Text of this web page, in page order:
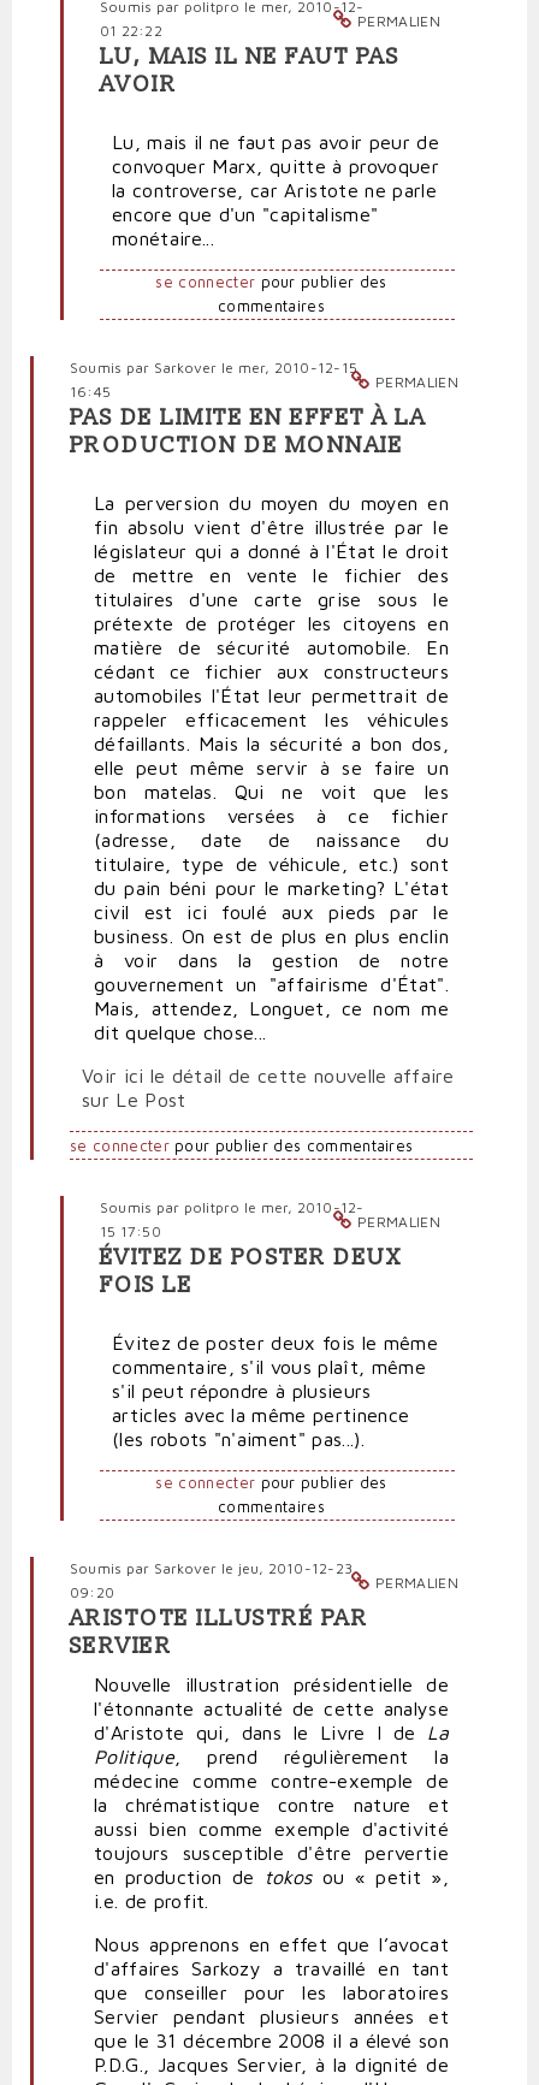
PERMALIEN
Soumis par politpro le mer, 2010-12-
01 22:22
En
réponse
Lire
en
écho
par
LU, MAIS IL NE FAUT PAS
AVOIR
Lu, mais il ne faut pas avoir peur de
convoquer Marx, quitte à provoquer
la controverse, car Aristote ne parle
encore que d'un "capitalisme"
monétaire...
se connecter pour publier des
commentaires
PERMALIEN
Soumis par Sarkover le mer, 2010-12-15
16:45
PAS DE LIMITE EN EFFET À LA
PRODUCTION DE MONNAIE
La perversion du moyen du moyen en
fin absolu vient d'être illustrée par le
législateur qui a donné à l'État le droit
de mettre en vente le fichier des
titulaires d'une carte grise sous le
prétexte de protéger les citoyens en
matière de sécurité automobile. En
cédant ce fichier aux constructeurs
automobiles l'État leur permettrait de
rappeler efficacement les véhicules
défaillants. Mais la sécurité a bon dos,
elle peut même servir à se faire un
bon matelas. Qui ne voit que les
informations versées à ce fichier
(adresse, date de naissance du
titulaire, type de véhicule, etc.) sont
du pain béni pour le marketing? L'état
civil est ici foulé aux pieds par le
business. On est de plus en plus enclin
à voir dans la gestion de notre
gouvernement un "affairisme d'État".
Mais, attendez, Longuet, ce nom me
dit quelque chose...
Voir ici le détail de cette nouvelle affaire
sur Le Post
se connecterpour publier des commentaires
PERMALIEN
Soumis par politpro le mer, 2010-12-
15 17:50
En
réponse
Pas
de
limite
en
effet
Sarkover
ÉVITEZ DE POSTER DEUX
FOIS LE
Évitez de poster deux fois le même
commentaire, s'il vous plaît, même
s'il peut répondre à plusieurs
articles avec la même pertinence
(les robots "n'aiment" pas...).
se connecter pour publier des
commentaires
PERMALIEN
Soumis par Sarkover le jeu, 2010-12-23
09:20
ARISTOTE ILLUSTRÉ PAR
SERVIER
Nouvelle illustration présidentielle de
l'étonnante actualité de cette analyse
d'Aristote qui, dans le Livre I de La
Politique, prend régulièrement la
médecine comme contre-exemple de
la chrématistique contre nature et
aussi bien comme exemple d'activité
toujours susceptible d'être pervertie
en production de
tokosou « petit »,
i.e. de profit.
Nous apprenons en effet que l’avocat
d'affaires Sarkozy a travaillé en tant
que conseiller pour les laboratoires
Servier pendant plusieurs années et
que le 31 décembre 2008 il a élevé son
P.D.G., Jacques Servier, à la dignité de